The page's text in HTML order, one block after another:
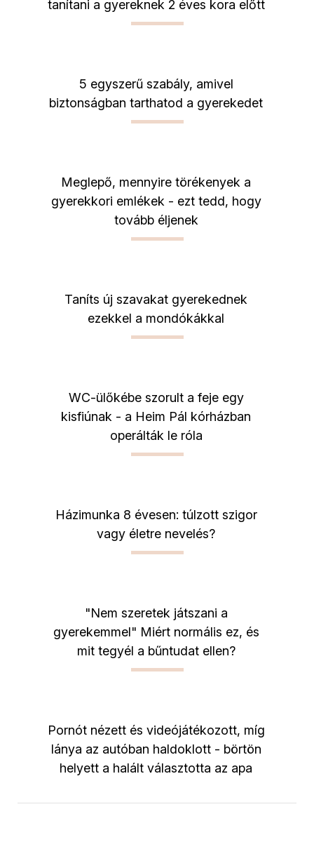
tanítani a gyereknek 2 éves kora előtt
5 egyszerű szabály, amivel
biztonságban tarthatod a gyerekedet
Meglepő, mennyire törékenyek a
gyerekkori emlékek - ezt tedd, hogy
tovább éljenek
Taníts új szavakat gyerekednek
ezekkel a mondókákkal
WC-ülőkébe szorult a feje egy
kisfiúnak - a Heim Pál kórházban
operálták le róla
Házimunka 8 évesen: túlzott szigor
vagy életre nevelés?
"Nem szeretek játszani a
gyerekemmel" Miért normális ez, és
mit tegyél a bűntudat ellen?
Pornót nézett és videójátékozott, míg
lánya az autóban haldoklott - börtön
helyett a halált választotta az apa